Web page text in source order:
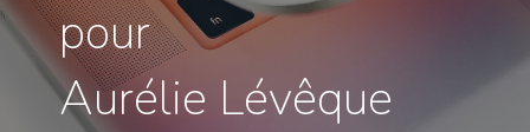
pour
Aurélie Lévêque